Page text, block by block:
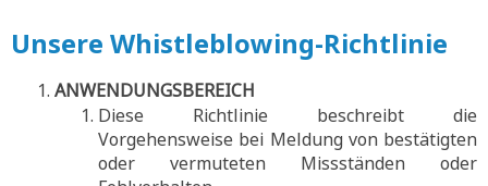
Unsere Whistleblowing-Richtlinie
ANWENDUNGSBEREICH
Diese Richtlinie beschreibt die
Vorgehensweise bei Meldung von bestätigten
oder vermuteten Missständen oder